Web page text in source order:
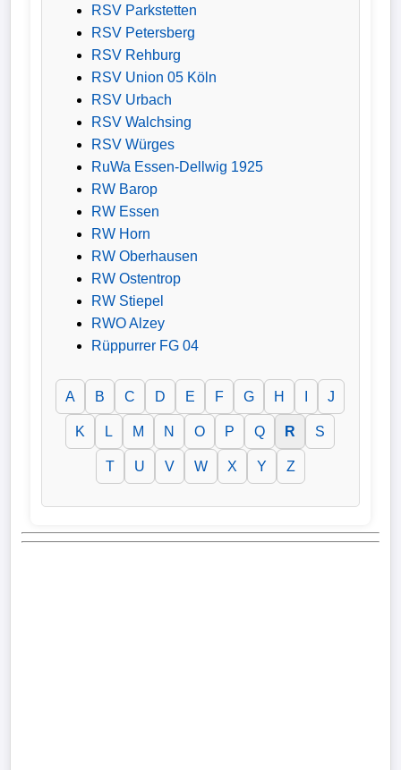
RSV Parkstetten
RSV Petersberg
RSV Rehburg
RSV Union 05 Köln
RSV Urbach
RSV Walchsing
RSV Würges
RuWa Essen-Dellwig 1925
RW Barop
RW Essen
RW Horn
RW Oberhausen
RW Ostentrop
RW Stiepel
RWO Alzey
Rüppurrer FG 04
A B C D E F G H J
K L M N O P Q R S
T U V W X Y Z